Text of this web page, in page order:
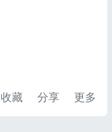
收藏 分享 更多